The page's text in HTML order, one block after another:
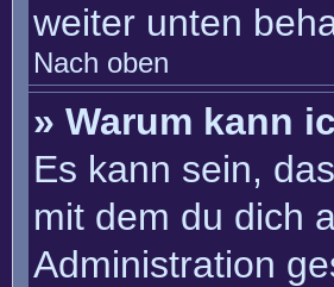
weiter unten
Nach oben
» Warum kann
Es kann sein,
mit dem du dich
Administration